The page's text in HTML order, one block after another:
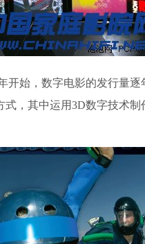
始，数字电影的发行量逐
，其中运用3D数字技术